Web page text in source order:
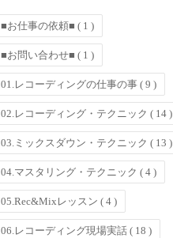
■お仕事の依頼■ ( 1 )
■お問い合わせ■ ( 1 )
01.レコーディングの仕事の事 ( 9 )
02.レコーディング・テクニック ( 14 )
03.ミックスダウン・テクニック ( 13 )
04.マスタリング・テクニック ( 4 )
05.Rec&Mixレッスン ( 4 )
06.レコーディング現場実話 ( 18 )